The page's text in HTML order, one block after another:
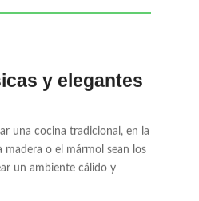
y elegantes
una cocina tradicional, en la
madera o el mármol sean los
un ambiente cálido y
que materiales como la
sean los protagonistas.